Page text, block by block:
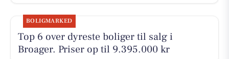
BOLIGMARKED
Top 6 over dyreste boliger til salg i
Broager. Priser op til 9.395.000 kr